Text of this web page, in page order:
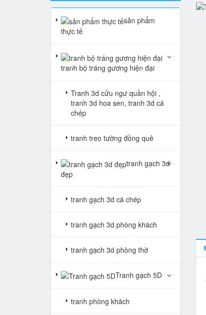
sản phẩm
thực tế
tranh bộ tráng gương hiện đại
Tranh 3d cửu ngư quần hội ,
tranh 3d hoa sen, tranh 3d cá
chép
tranh treo tường đồng quê
tranh gạch 3d
đẹp
tranh gạch 3d cá chép
tranh gạch 3d phòng khách
tranh gạch 3d phòng thờ
Tranh gạch 5D
tranh phòng khách